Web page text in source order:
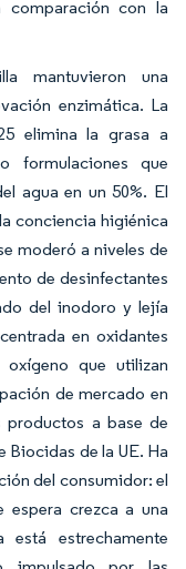
comparación con la
mantuvieron una
enzimática. La
elimina la grasa a
formulaciones que
agua en un 50%. El
conciencia higiénica
moderó a niveles de
de desinfectantes
del inodoro y lejía
en oxidantes
que utilizan
de mercado en
productos a base de
de la UE. Ha
del consumidor: el
espera crezca a una
estrechamente